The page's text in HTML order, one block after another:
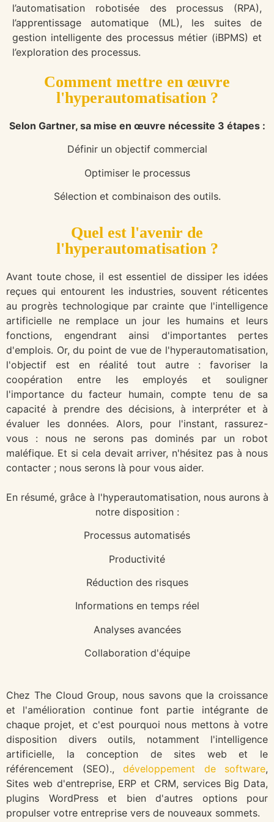
l’automatisation robotisée des processus (RPA),
l’apprentissage automatique (ML), les suites de
gestion intelligente des processus métier (iBPMS) et
l’exploration des processus.
Comment mettre en œuvre
l'hyperautomatisation ?
Selon Gartner, sa mise en œuvre nécessite 3 étapes :
Définir un objectif commercial
Optimiser le processus
Sélection et combinaison des outils.
Quel est l'avenir de
l'hyperautomatisation ?
Avant toute chose, il est essentiel de dissiper les idées
reçues qui entourent les industries, souvent réticentes
au progrès technologique par crainte que l'intelligence
artificielle ne remplace un jour les humains et leurs
fonctions, engendrant ainsi d'importantes pertes
d'emplois. Or, du point de vue de l'hyperautomatisation,
l'objectif est en réalité tout autre : favoriser la
coopération entre les employés et souligner
l'importance du facteur humain, compte tenu de sa
capacité à prendre des décisions, à interpréter et à
évaluer les données. Alors, pour l'instant, rassurez-
vous : nous ne serons pas dominés par un robot
maléfique. Et si cela devait arriver, n'hésitez pas à nous
contacter ; nous serons là pour vous aider.
En résumé, grâce à l'hyperautomatisation, nous aurons à
notre disposition :
Processus automatisés
Productivité
Réduction des risques
Informations en temps réel
Analyses avancées
Collaboration d'équipe
Chez The Cloud Group, nous savons que la croissance
et l'amélioration continue font partie intégrante de
chaque projet, et c'est pourquoi nous mettons à votre
disposition divers outils, notamment l'intelligence
artificielle, la conception de sites web et le
référencement (SEO)., développement de software,
Sites web d'entreprise, ERP et CRM, services Big Data,
plugins WordPress et bien d'autres options pour
propulser votre entreprise vers de nouveaux sommets.